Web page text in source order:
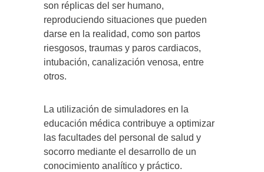
son réplicas del ser humano,
reproduciendo situaciones que pueden
darse en la realidad, como son partos
riesgosos, traumas y paros cardiacos,
intubación, canalización venosa, entre
otros.
La utilización de simuladores en la
educación médica contribuye a optimizar
las facultades del personal de salud y
socorro mediante el desarrollo de un
conocimiento analítico y práctico.